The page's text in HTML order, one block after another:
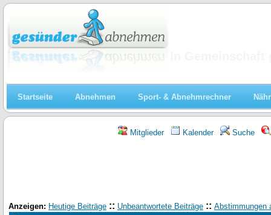
Startseite Abnehmen Sport- & Abnehmrechner
Mitglieder Kalender Suche
Anzeigen: Heutige Beiträge :: Unbeantwortete Beiträge :: Abstimmungen